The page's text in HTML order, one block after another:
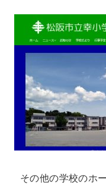
その他の学校のホ